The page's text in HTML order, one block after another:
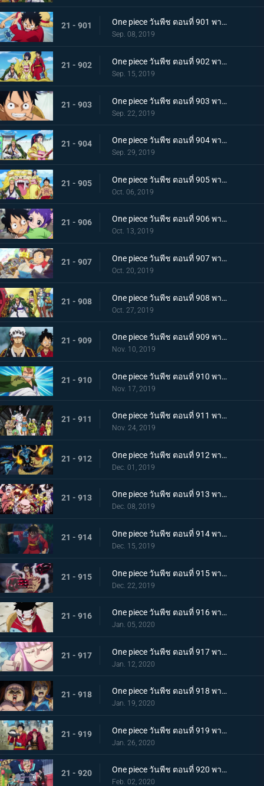
21 - 901 One piece วันพีช ตอนที่ 901 พากย์ไทย บุกรังของศัตรู เมืองบาคุระที่เต็มไปด้วยเจ้าหน้าที่รัฐ!
Sep. 08, 2019
21 - 902 One piece วันพีช ตอนที่ 902 พากย์ไทย โยโกสุนะออกโรง อุราชิมะผู้ไร้เทียมทานผู้หมายปองโออิคุ!
Sep. 15, 2019
21 - 903 One piece วันพีช ตอนที่ 903 พากย์ไทย ตัดสินผลซูโม่ หมวกฟาง vs โยโกสุนะสุดแกร่ง!
Sep. 22, 2019
21 - 904 One piece วันพีช ตอนที่ 904 พากย์ไทย ลูฟี่เดือดจัด ช่วยทามะจากอันตราย!
Sep. 29, 2019
21 - 905 One piece วันพีช ตอนที่ 905 พากย์ไทย การชิงโอทามะคืน! ศึกอันดุเดือดกับโฮลด์เดม!
Oct. 06, 2019
21 - 906 One piece วันพีช ตอนที่ 906 พากย์ไทย ดวลตัวต่อตัว ระหว่างหมอผีกับหมอแห่งความตาย!
Oct. 13, 2019
21 - 907 One piece วันพีช ตอนที่ 907 พากย์ไทย ตอนพิเศษ ฉลองวันพีซครบรอบ 20 ปี "โรแมนซ์ดอวน์"
Oct. 20, 2019
21 - 908 One piece วันพีช ตอนที่ 908 พากย์ไทย เรือสมบัติมาถึงแล้ว ลูฟี่ทาโร่แทนคุณ!
Oct. 27, 2019
21 - 909 One piece วันพีช ตอนที่ 909 พากย์ไทย สุสานแสนลึกลับ การพบกันอีกครั้งที่ซากปราสาทโอเด้ง!
Nov. 10, 2019
21 - 910 One piece วันพีช ตอนที่ 910 พากย์ไทย ซามูไรในตำนาน ชายผู้ที่โรเจอร์หลงใหล!
Nov. 17, 2019
21 - 911 One piece วันพีช ตอนที่ 911 พากย์ไทย เริ่มแผนการลับ เปิดฉากโค่นหนึ่งในสี่จักรพรรดิ
Nov. 24, 2019
21 - 912 One piece วันพีช ตอนที่ 912 พากย์ไทย ชายผู้แข็งแกร่งที่สุด หัวหน้ากองโจรสุดแกร่งชูเท็นมารุ!
Dec. 01, 2019
21 - 913 One piece วันพีช ตอนที่ 913 พากย์ไทย พ่ายแพ้อย่างหมดรูป ลมหายใจพิโรธของไคโด!
Dec. 08, 2019
21 - 914 One piece วันพีช ตอนที่ 914 พากย์ไทย การต่อสู้อันดุเดือด ลูฟี่ที่บุกเข้าใส่ปะทะไคโด
Dec. 15, 2019
21 - 915 One piece วันพีช ตอนที่ 915 พากย์ไทย การทำลายล้าง! ท่าไม้ตายเผด็จศึกอัสนีแปดทิศ!
Dec. 22, 2019
21 - 916 One piece วันพีช ตอนที่ 916 พากย์ไทย ลูฟี่ผู้ถูกเย้ยหยัน นรกบนดินที่เหมืองนักโทษ
Jan. 05, 2020
21 - 917 One piece วันพีช ตอนที่ 917 พากย์ไทย ดินแดนศักดิ์สิทธิ์สั่นคลอน หนวดดำ 1 ใน 4 จักรพรรดิผู้ไม่เกรงกลัวใคร
Jan. 12, 2020
21 - 918 One piece วันพีช ตอนที่ 918 พากย์ไทย เริ่มดำเนินการ แผนการใหญ่โค่นล้มไคโด!
Jan. 19, 2020
21 - 919 One piece วันพีช ตอนที่ 919 พากย์ไทย ความโกลาหล! นักโทษลูฟี่กับคิด!
Jan. 26, 2020
21 - 920 One piece วันพีช ตอนที่ 920 พากย์ไทย ร้านสุดดัง! โซบะหมายเลข 18 ของซันจิ!
Feb. 02, 2020